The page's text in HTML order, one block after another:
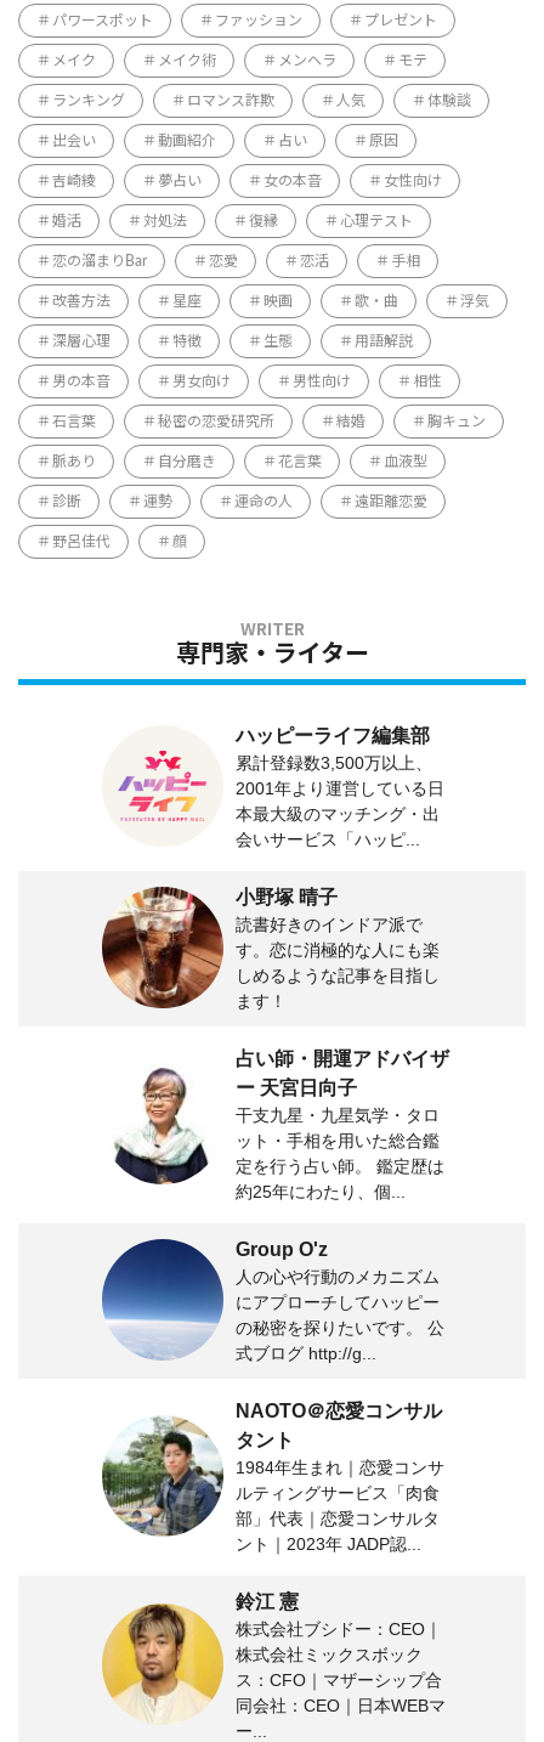
パワースポット ファッション プレゼント
メイク メイク術 メンヘラ モテ
ランキング ロマンス詐欺 人気 体験談
出会い 動画紹介 占い 原因
吉崎綾 夢占い 女の本音 女性向け
婚活 対処法 復縁 心理テスト
恋の溜まりBar 恋愛 恋活 手相
改善方法 星座 映画 歌・曲 浮気
深層心理 特徴 生態 用語解説
男の本音 男女向け 男性向け 相性
石言葉 秘密の恋愛研究所 結婚 胸キュン
脈あり 自分磨き 花言葉 血液型
診断 運勢 運命の人 遠距離恋愛
野呂佳代 顔
専門家・ライター
ハッピーライフ編集部
累計登録数3,500万以上、
2001年より運営している日
本最大級のマッチング・出
会いサービス「ハッピ...
小野塚 晴子
読書好きのインドア派で
す。恋に消極的な人にも楽
しめるような記事を目指し
ます！
占い師・開運アドバイザ
ー 天宮日向子
干支九星・九星気学・タロ
ット・手相を用いた総合鑑
定を行う占い師。 鑑定歴は
約25年にわたり、個...
Group O'z
人の心や行動のメカニズム
にアプローチしてハッピー
の秘密を探りたいです。 公
式ブログ http://g...
NAOTO＠恋愛コンサル
タント
1984年生まれ｜恋愛コンサ
ルティングサービス「肉食
部」代表｜恋愛コンサルタ
ント｜2023年 JADP認...
鈴江 憲
株式会社ブシドー：CEO｜
株式会社ミックスボック
ス：CFO｜マザーシップ合
同会社：CEO｜日本WEBマ
ー...